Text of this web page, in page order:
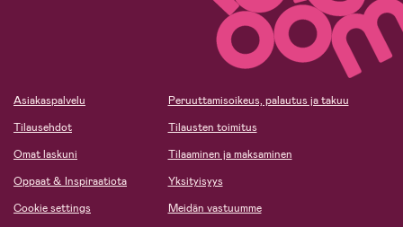
Asiakaspalvelu
Tilausehdot
Omat laskuni
Oppaat & Inspiraatiota
Cookie settings
Peruuttamisoikeus, palautus ja takuu
Tilausten toimitus
Tilaaminen ja maksaminen
Yksityisyys
Meidän vastuumme